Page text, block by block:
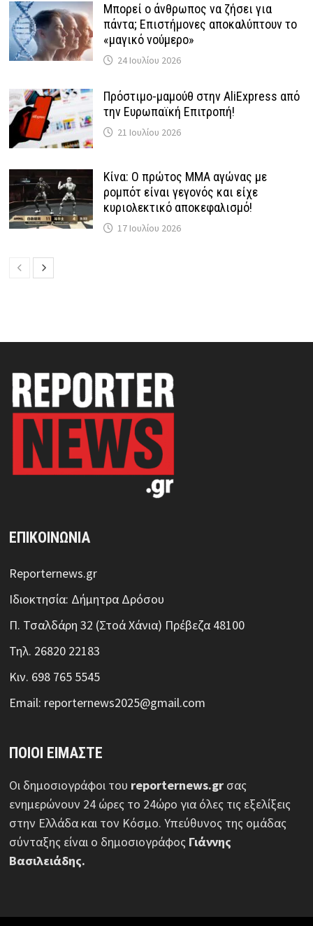
Μπορεί ο άνθρωπος να ζήσει για
πάντα; Επιστήμονες αποκαλύπτουν το
«μαγικό νούμερο»
24 Ιουλίου 2026
Πρόστιμο-μαμούθ στην AliExpress από
την Ευρωπαϊκή Επιτροπή!
21 Ιουλίου 2026
Κίνα: Ο πρώτος MMA αγώνας με
ρομπότ είναι γεγονός και είχε
κυριολεκτικό αποκεφαλισμό!
17 Ιουλίου 2026
ΕΠΙΚΟΙΝΩΝΙΑ
Reporternews.gr
Ιδιοκτησία: Δήμητρα Δρόσου
Π. Τσαλδάρη 32 (Στοά Χάνια) Πρέβεζα 48100
Τηλ. 26820 22183
Κιν. 698 765 5545
Email: reporternews2025@gmail.com
ΠΟΙΟΙ ΕΙΜΑΣΤΕ
Οι δημοσιογράφοι του reporternews.gr σας
ενημερώνουν 24 ώρες το 24ώρο για όλες τις εξελίξεις
στην Ελλάδα και τον Κόσμο. Υπεύθυνος της ομάδας
σύνταξης είναι ο δημοσιογράφος Γιάννης
Βασιλειάδης.